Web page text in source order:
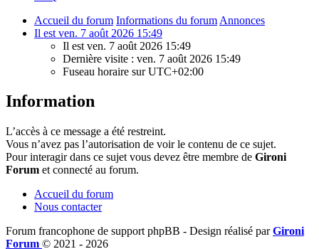
Accueil du forum Informations du forum Annonces
Il est ven. 7 août 2026 15:49
Il est ven. 7 août 2026 15:49
Dernière visite : ven. 7 août 2026 15:49
Fuseau horaire surUTC+02:00
Information
L’accès à ce message a été restreint.
Vous n’avez pas l’autorisation de voir le contenu de ce sujet.
Pour interagir dans ce sujet vous devez être membre de Gironi
Forum et connecté au forum.
Accueil du forum
Nous contacter
Forum francophone de support phpBB - Design réalisé parGironi
Forum © 2021 - 2026